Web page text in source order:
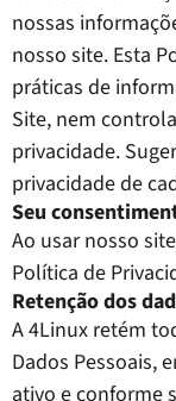
nossas
nosso site. Esta
práticas de
Site, nem
privacidade.
privacidade de
Seu
Ao usar nosso
Política de
Retenção dos
A 4Linux retém
Dados Pessoais,
ativo e conforme